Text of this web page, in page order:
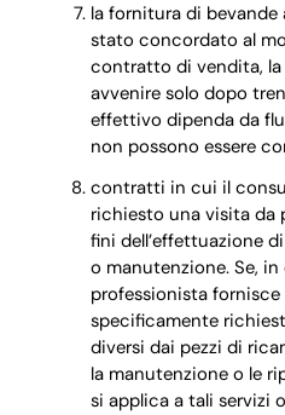
la fornitura di bevande
stato concordato al
contratto di vendita,
avvenire solo dopo
effettivo dipenda da
non possono essere
contratti in cui il
richiesto una visita da
fini dell’effettuazione
o manutenzione. Se,
professionista fornisce
specificamente
diversi dai pezzi di
la manutenzione o le
si applica a tali servizi